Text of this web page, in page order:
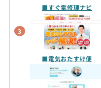
3
■すぐ電修理ナビ
■電気おたすけ便